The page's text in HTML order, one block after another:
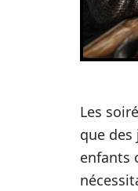
Les
que des
enfants